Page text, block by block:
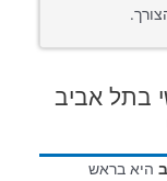
בתל אביב
היא בראש